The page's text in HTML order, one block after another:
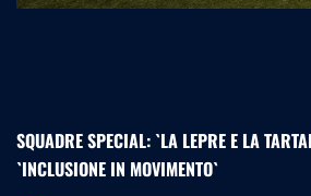
SQUADRE SPECIAL: `LA LEPRE E LA
`INCLUSIONE IN MOVIMENTO`